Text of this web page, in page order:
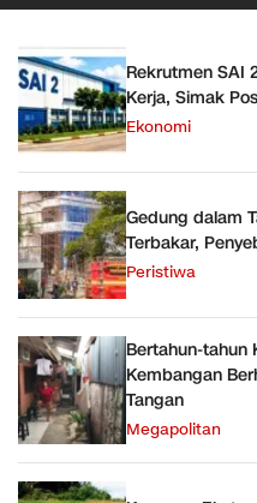
Rekrutmen SAI
Kerja, Simak
Ekonomi
Gedung dalam
Terbakar,
Peristiwa
Bertahun-tahun
Kembangan
Tangan
Megapolitan